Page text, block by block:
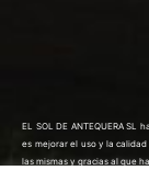
EL SOL DE ANTEQUERA
es mejorar el uso y la
las mismas y gracias al que